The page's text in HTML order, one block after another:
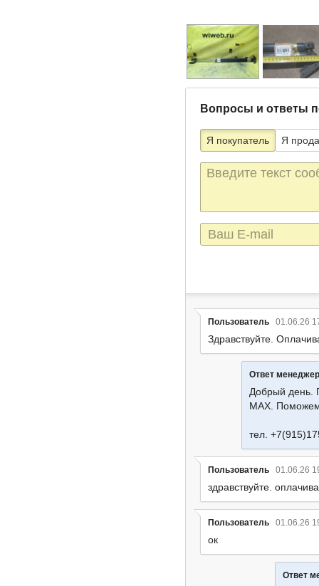
Вопросы и ответы
Я покупатель Я
Текст
сообщения
E-
mail
Пользователь 01.06.26
Здравствуйте.
Ответ
Добрый день.
MAX.
тел.
Пользователь 01.06.26
здравствуйте.
Пользователь 01.06.26
ок
Ответ